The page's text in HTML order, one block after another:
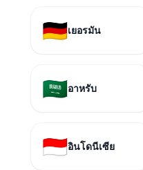
🇩🇪เยอรมัน
🇸🇦อาหรับ
🇮🇩อินโดนีเซีย